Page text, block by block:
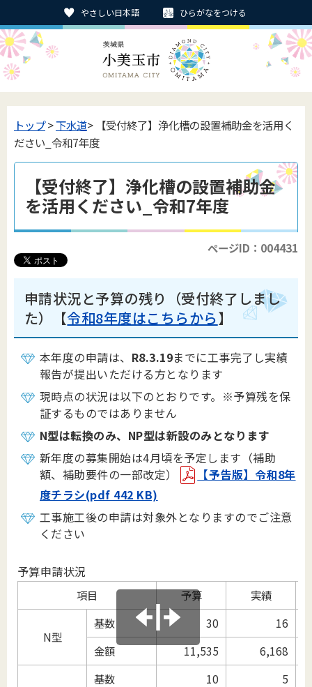
やさしい日本語 ひらがなをつける
トップ>下水道> 【受付終了】浄化槽の設置補助金を活用く
ださい_令和7年度
【受付終了】浄化槽の設置補助金
を活用ください_令和7年度
ページID：004431
申請状況と予算の残り（受付終了しまし
た）【令和8年度はこちらから】
本年度の申請は、 R8.3.19までに工事完了し実績
報告が提出いただける方となります
現時点の状況は以下のとおりです。※予算残を保
証するものではありません
N型は転換のみ、NP型は新設のみとなります
新年度の募集開始は4月頃を予定します（補助
額、補助要件の一部改定）
【予告版】令和8年
度チラシ(pdf 442 KB)
工事施工後の申請は対象外となりますのでご注意
ください
予算申請状況
項目 予算 実績
N型
基数 30
16
金額
11,535 6,168
基数 10
5